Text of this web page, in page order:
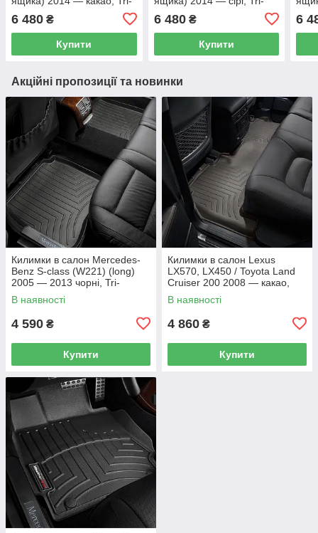
Extruded (WeatherTech) —
другий ряд
6 480 ₴
Купити
Extruded (WeatherTech) —
другий ряд
6 480₴
Купити
6
Акційні пропозиції та новинки
Килимки в салон Mercedes-
Benz S-class (W221) (long)
2005 — 2013 чорні, Tri-
Extruded (WeatherTech) —
другий ряд
В наявності
4 590 ₴
Купити
Килимки в салон Lexus
LX570, LX450 / Toyota Land
Cruiser 200 2008 — какао,
Tri-Extruded (WeatherTech) —
другий ряд
В наявності
4 860 ₴
Купити